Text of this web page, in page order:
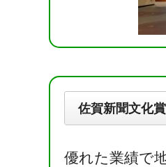
佐賀新聞文化
優れた業績で